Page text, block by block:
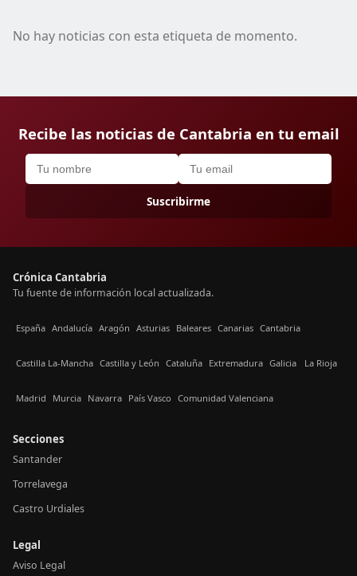
No hay noticias con esta etiqueta de momento.
Recibe las noticias de Cantabria en tu email
Suscribirme
Crónica Cantabria
Tu fuente de información local actualizada.
España Andalucía Aragón Asturias Baleares Canarias Cantabria
Castilla La-Mancha Castilla y León Cataluña Extremadura Galicia La Rioja
Madrid Murcia Navarra País Vasco Comunidad Valenciana
Secciones
Santander
Torrelavega
Castro Urdiales
Legal
Aviso Legal